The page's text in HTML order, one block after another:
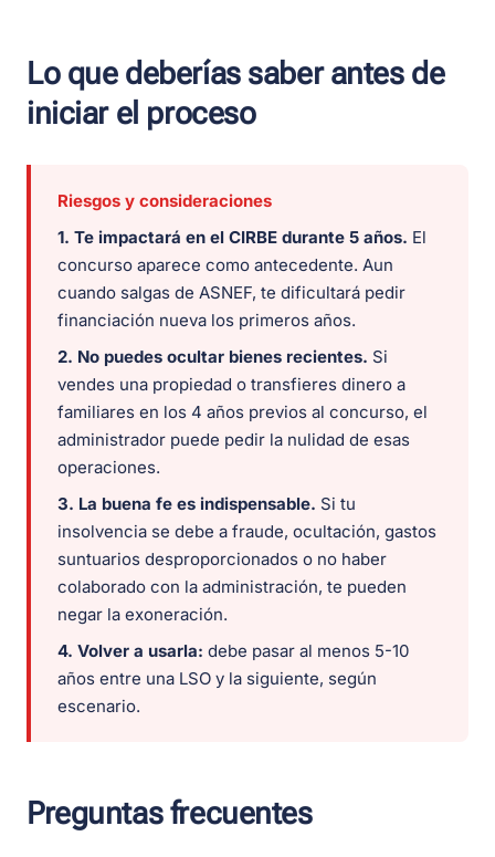
Lo que deberías saber antes de
iniciar el proceso
Riesgos y consideraciones
1. Te impactará en el CIRBE durante 5 años. El
concurso aparece como antecedente. Aun
cuando salgas de ASNEF, te dificultará pedir
financiación nueva los primeros años.
2. No puedes ocultar bienes recientes. Si
vendes una propiedad o transfieres dinero a
familiares en los 4 años previos al concurso, el
administrador puede pedir la nulidad de esas
operaciones.
3. La buena fe es indispensable. Si tu
insolvencia se debe a fraude, ocultación, gastos
suntuarios desproporcionados o no haber
colaborado con la administración, te pueden
negar la exoneración.
4. Volver a usarla: debe pasar al menos 5-10
años entre una LSO y la siguiente, según
escenario.
Preguntas frecuentes